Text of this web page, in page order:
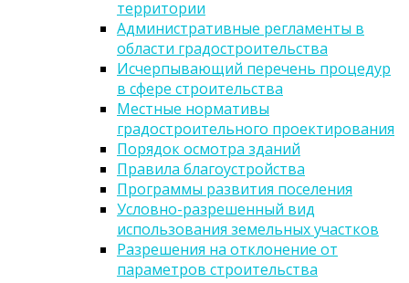
территории
Административные регламенты в
области градостроительства
Исчерпывающий перечень процедур
в сфере строительства
Местные нормативы
градостроительного проектирования
Порядок осмотра зданий
Правила благоустройства
Программы развития поселения
Условно-разрешенный вид
использования земельных участков
Разрешения на отклонение от
параметров строительства